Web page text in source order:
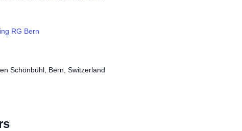
RG Bern
Schönbühl, Bern, Switzerland